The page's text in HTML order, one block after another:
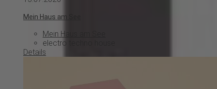
Mein Haus am See
Mein Haus am See
electro
Details